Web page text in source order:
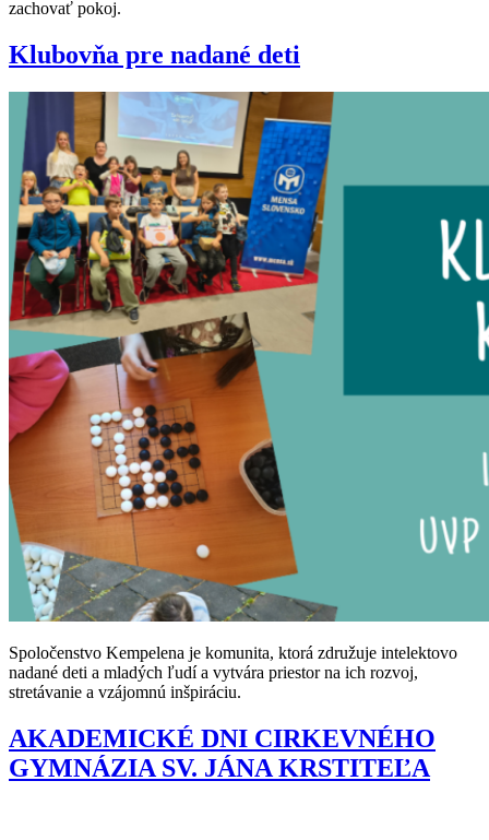
zachovať pokoj.
Klubovňa pre nadané deti
Spoločenstvo Kempelena je komunita, ktorá združuje intelektovo
nadané deti a mladých ľudí a vytvára priestor na ich rozvoj,
stretávanie a vzájomnú inšpiráciu.
AKADEMICKÉ DNI CIRKEVNÉHO
GYMNÁZIA SV. JÁNA KRSTITEĽA